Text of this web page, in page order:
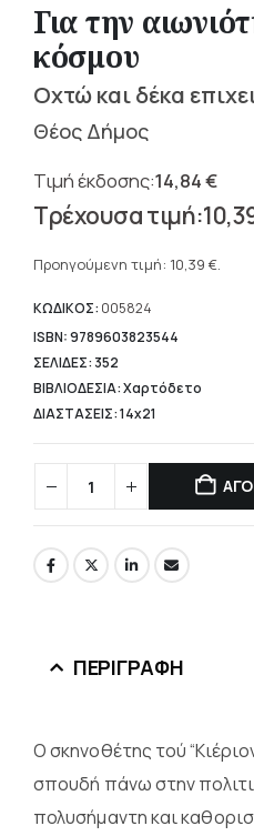
Για την
κόσμου
Οχτώ και δέκα
Θέος Δήμος
14,84€
Original
price
14,84 €.
τρέχουσα
είναι:
10,39 €.
Προηγούμενη τιμή: 10,39 €.
ΚΩΔΙΚΟΣ: 005824
ISBN: 9789603823544
ΣΕΛΙΔΕΣ: 352
ΒΙΒΛΙΟΔΕΣΙΑ: Χαρτόδετο
ΔΙΑΣΤΑΣΕΙΣ: 14x21
ΠΕΡΙΓΡΑΦΉ
Ο σκηνοθέτης τού
σπουδή πάνω στην
πολυσήμαντη και